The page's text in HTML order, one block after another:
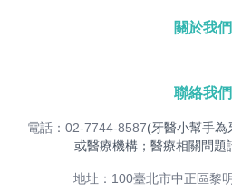
關於我們
聯絡我們
電話：02-7744-8587(牙醫小幫手為
或醫療機構；醫療相關問題
地址：100臺北市中正區黎